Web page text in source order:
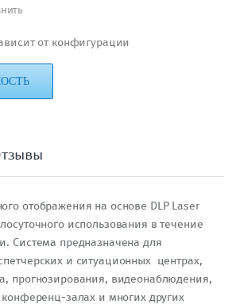
от конфигурации
отображения на основе DLP Laser
использования в течение
Система предназначена для
и ситуационных центрах,
прогнозирования, видеонаблюдения,
залах и многих других